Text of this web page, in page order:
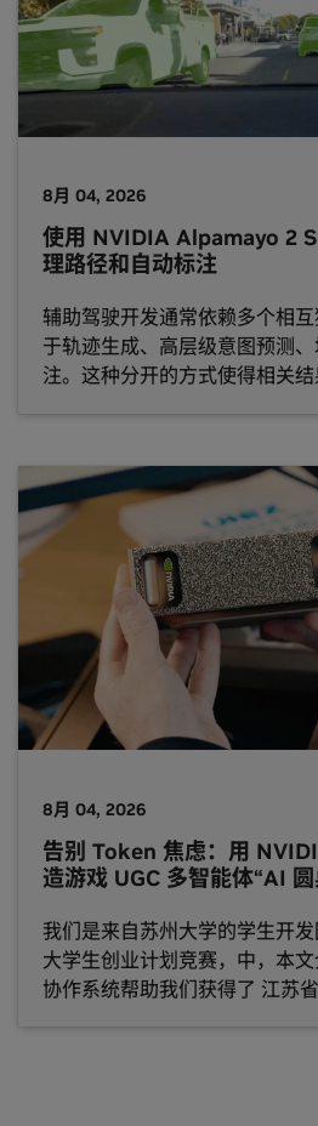
8月 04, 2026
使用 NVIDIA Alpamayo 2
理路径和自动标注
辅助驾驶开发通常依赖多个相
于轨迹生成、高层级意图预测
注。这种分开的方式使得相关结
8月 04, 2026
告别 Token 焦虑：用
造游戏 UGC 多智能体“AI
我们是来自苏州大学的学生开
大学生创业计划竞赛，中，本
协作系统帮助我们获得了 江苏省